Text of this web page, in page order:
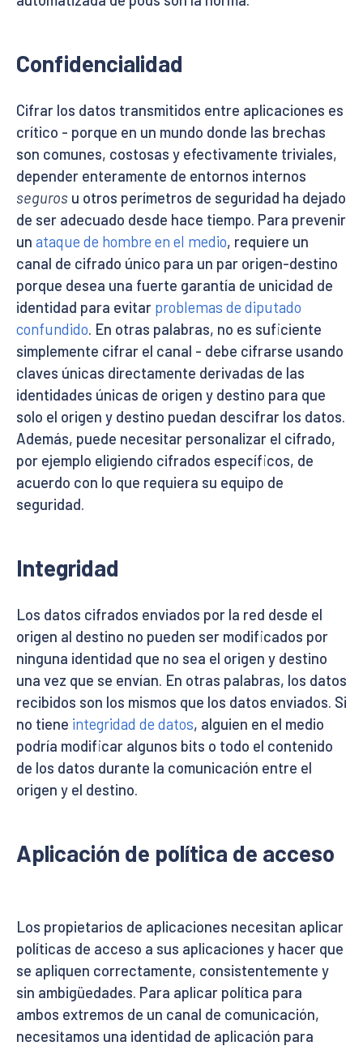
Confidencialidad
Cifrar los datos transmitidos entre aplicaciones es
crítico - porque en un mundo donde las brechas
son comunes, costosas y efectivamente triviales,
depender enteramente de entornos internos
seguros u otros perímetros de seguridad ha dejado
de ser adecuado desde hace tiempo. Para prevenir
un ataque de hombre en el medio, requiere un
canal de cifrado único para un par origen-destino
porque desea una fuerte garantía de unicidad de
identidad para evitar problemas de diputado
confundido. En otras palabras, no es suficiente
simplemente cifrar el canal - debe cifrarse usando
claves únicas directamente derivadas de las
identidades únicas de origen y destino para que
solo el origen y destino puedan descifrar los datos.
Además, puede necesitar personalizar el cifrado,
por ejemplo eligiendo cifrados específicos, de
acuerdo con lo que requiera su equipo de
seguridad.
Integridad
Los datos cifrados enviados por la red desde el
origen al destino no pueden ser modificados por
ninguna identidad que no sea el origen y destino
una vez que se envían. En otras palabras, los datos
recibidos son los mismos que los datos enviados. Si
no tiene integridad de datos, alguien en el medio
podría modificar algunos bits o todo el contenido
de los datos durante la comunicación entre el
origen y el destino.
Aplicación de política de acceso
Los propietarios de aplicaciones necesitan aplicar
políticas de acceso a sus aplicaciones y hacer que
se apliquen correctamente, consistentemente y
sin ambigüedades. Para aplicar política para
ambos extremos de un canal de comunicación,
necesitamos una identidad de aplicación para